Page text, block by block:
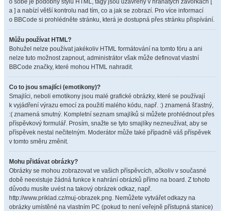
o sobě je podobný stylu HTML, tagy jsou uzavřeny v hranatých závorkách [
a ] a nabízí větší kontrolu nad tím, co a jak se zobrazí. Pro více informací
o BBCode si prohlédněte stránku, která je dostupná přes stránku přispívání.
Můžu používat HTML?
Bohužel nelze používat jakékoliv HTML formátování na tomto fóru a ani
nelze tuto možnost zapnout, administrátor však může definovat vlastní
BBCode značky, které mohou HTML nahradit.
Co to jsou smajlíci (emotikony)?
Smajlíci, neboli emotikony jsou malé grafické obrázky, které se používají
k vyjádření výrazu emocí za použití malého kódu, např. :) znamená šťastný,
:( znamená smutný. Kompletní seznam smajlíků si můžete prohlédnout přes
příspěvkový formulář. Prosím, snažte se tyto smajlíky nezneužívat, aby se
příspěvek nestal nečitelným. Moderátor může také případně váš příspěvek
v tomto směru změnit.
Mohu přidávat obrázky?
Obrázky se mohou zobrazovat ve vašich příspěvcích, ačkoliv v současné
době neexistuje žádná funkce k nahrání obrázků přímo na board. Z tohoto
důvodu musíte uvést na takový obrázek odkaz, např.
http://www.priklad.cz/muj-obrazek.png. Nemůžete vytvářet odkazy na
obrázky umístěné na vlastním PC (pokud to není veřejně přístupná stanice)